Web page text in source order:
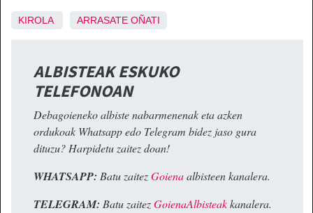
KIROLA ARRASATE OÑATI
ALBISTEAK ESKUKO
TELEFONOAN
Debagoieneko albiste nabarmenenak eta azken
ordukoak Whatsapp edo Telegram bidez jaso gura
dituzu? Harpidetu zaitez doan!
WHATSAPP: Batu zaitezGoienaalbisteen kanalera.
TELEGRAM: Batu zaitezGoienaAlbisteakkanalera.